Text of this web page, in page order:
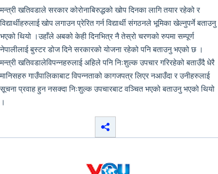
मन्त्री खतिवडाले सरकार कोरोनाबिरुद्धको खोप दिनका लागि तयार रहेको र
विद्यार्थीहरुलाई खोप लगाउन प्रेरित गर्न विद्यार्थी संगठनले भूमिका खेल्नुपर्ने बताउनु
भएको थियो ।उहाँले अबको केही दिनभित्र नै तेस्रो चरणको रुपमा सम्पूर्ण
नेपालीलाई बुस्टर डोज दिने सरकारको योजना रहेको पनि बताउनु भएको छ ।
मन्त्री खतिवडालेविपन्नहरुलाई अहिले पनि निःशुल्क उपचार गरिरहेको बताउँदै धेरै
मानिसहरु गाउँपालिकाबाट विपन्नताको कागजपत्र लिएर नआउँदा र उनीहरुलाई
सूचना प्रवाह हुन नसक्दा निःशुल्क उपचारबाट वञ्चित भएको बताउनु भएको थियो
।